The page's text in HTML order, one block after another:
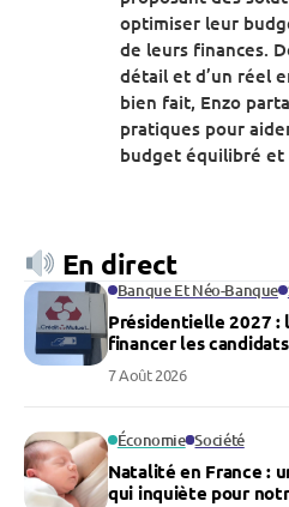
optimiser leur
de leurs finances.
détail et d’un réel
bien fait, Enzo
pratiques pour
budget équilibré et
En direct
Banque Et Néo-Banque
Présidentielle 2027 :
financer les candidats
7 Août 2026
Économie Société
Natalité en France :
qui inquiète pour